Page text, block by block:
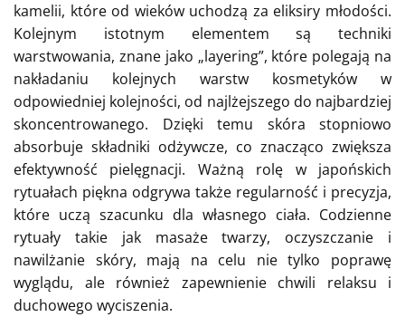
kamelii, które od wieków uchodzą za eliksiry młodości.
Kolejnym istotnym elementem są techniki
warstwowania, znane jako „layering”, które polegają na
nakładaniu kolejnych warstw kosmetyków w
odpowiedniej kolejności, od najlżejszego do najbardziej
skoncentrowanego. Dzięki temu skóra stopniowo
absorbuje składniki odżywcze, co znacząco zwiększa
efektywność pielęgnacji. Ważną rolę w japońskich
rytuałach piękna odgrywa także regularność i precyzja,
które uczą szacunku dla własnego ciała. Codzienne
rytuały takie jak masaże twarzy, oczyszczanie i
nawilżanie skóry, mają na celu nie tylko poprawę
wyglądu, ale również zapewnienie chwili relaksu i
duchowego wyciszenia.